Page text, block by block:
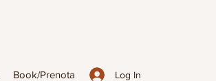
Log In
Book/Prenota